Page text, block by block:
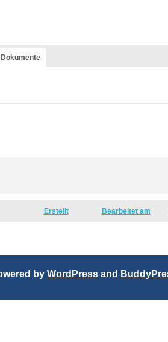
Dokumente
Erstellt Bearbeitet am
by WordPress and